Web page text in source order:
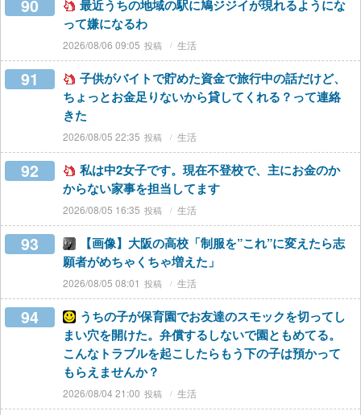
90
最近うちの地域の駅に鳩ジジイが現れるようにな
って嫌になるわ
2026/08/06 09:05 生活
91
子供がバイトで貯めた資金で旅行中の話だけど、
ちょっとお金足りないから貸してくれる？って連絡
きた
2026/08/05 22:35 生活
92
私は中2女子です。現在不登校で、主にお金のか
からない家事を担当してます
2026/08/05 16:35 生活
93
【画像】大阪の高校「制服を”これ”に変えたら志
願者がめちゃくちゃ増えた」
2026/08/05 08:01 生活
94
うちの子が保育園でお友達のスモックを切ってし
まい穴を開けた。弁償するしないで園ともめてる。
こんなトラブルを起こしたらもう下の子は預かって
もらえませんか？
2026/08/04 21:00 生活